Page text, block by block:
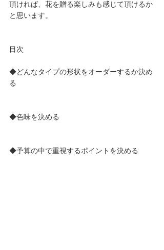
頂ければ、花を贈る楽しみも感じて頂けるか
と思います。
目次
◆どんなタイプの形状をオーダーするか決め
る
◆色味を決める
◆予算の中で重視するポイントを決める